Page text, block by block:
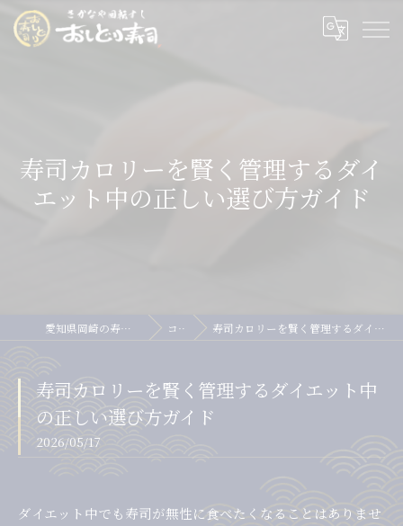
寿司カロリーを賢く管理するダイ
エット中の正しい選び方ガイド
愛知県岡崎の寿司ならおしどり寿司 コラム 寿司カロリーを賢く管理するダイエット中の正しい選び方ガイド
寿司カロリーを賢く管理するダイエット中
の正しい選び方ガイド
2026/05/17
ダイエット中でも寿司が無性に食べたくなることはありませ